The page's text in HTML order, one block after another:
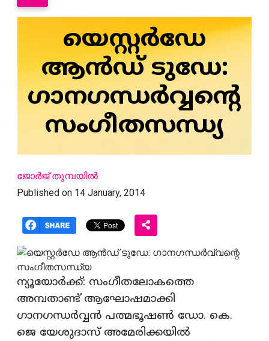
യെസ്റ്റര്‍ഡേ
ആന്‍ഡ് ടുഡേ:
ഗാനഗന്ധര്‍വ്വന്റെ
സംഗീതസന്ധ്യ
ജോര്‍ജ് തുമ്പയില്‍
Published on 14 January, 2014
ന്യൂയോര്‍ക്ക്: സംഗീതലോകത്തെ
അമ്പതാണ്ട് ആഘോഷമാക്കി
ഗാനഗന്ധര്‍വ്വന്‍ പത്മഭൂഷണ്‍ ഡോ. കെ.
ജെ യേശുദാസ് അമേരിക്കയില്‍